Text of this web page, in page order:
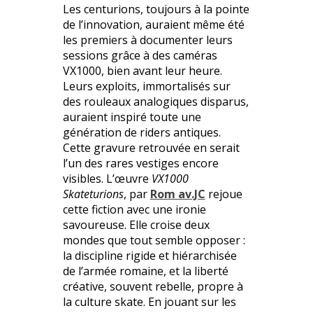
Les centurions, toujours à la pointe
de l’innovation, auraient même été
les premiers à documenter leurs
sessions grâce à des caméras
VX1000, bien avant leur heure.
Leurs exploits, immortalisés sur
des rouleaux analogiques disparus,
auraient inspiré toute une
génération de riders antiques.
Cette gravure retrouvée en serait
l’un des rares vestiges encore
visibles. L’œuvre VX1000
Skateturions, par Rom av.JC rejoue
cette fiction avec une ironie
savoureuse. Elle croise deux
mondes que tout semble opposer :
la discipline rigide et hiérarchisée
de l’armée romaine, et la liberté
créative, souvent rebelle, propre à
la culture skate. En jouant sur les